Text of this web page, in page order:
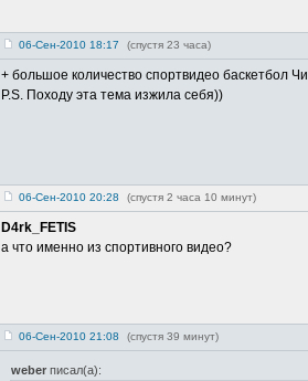
06-Сен-2010 18:17 (спустя 23 часа)
+ большое количество спортвидео баскетбол
P.S. Походу эта тема изжила себя))
06-Сен-2010 20:28 (спустя 2 часа 10 минут)
D4rk_FETIS
а что именно из спортивного видео?
06-Сен-2010 21:08 (спустя 39 минут)
weberписал(а):